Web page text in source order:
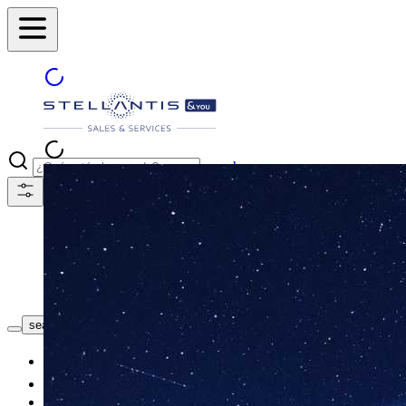
search
search button - icon ENCUENTRA TU
Coches nuevos
Coches de segunda mano
Nuestras promociones